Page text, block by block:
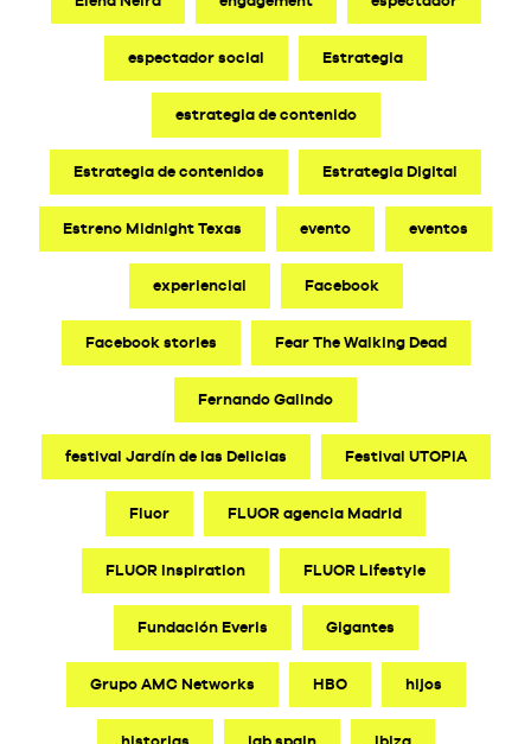
espectador social Estrategia
estrategia de contenido
Estrategia de contenidos Estrategia Digital
Estreno Midnight Texas evento eventos
experiencial Facebook
Facebook stories Fear The Walking Dead
Fernando Galindo
festival Jardín de las Delicias Festival UTOPIA
Fluor FLUOR agencia Madrid
FLUOR Inspiration FLUOR Lifestyle
Fundación Everis Gigantes
Grupo AMC Networks HBO hijos